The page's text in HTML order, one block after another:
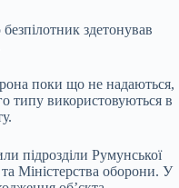
здетонував
поки що не надаються,
типу використовуються в
підрозділи Румунської
Міністерства оборони. У